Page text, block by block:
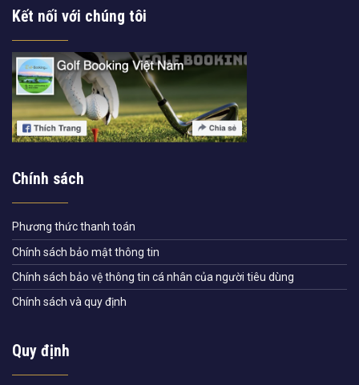
Kết nối với chúng tôi
Chính sách
Phương thức thanh toán
Chính sách bảo mật thông tin
Chính sách bảo vệ thông tin cá nhân của người tiêu dùng
Chính sách và quy định
Quy định